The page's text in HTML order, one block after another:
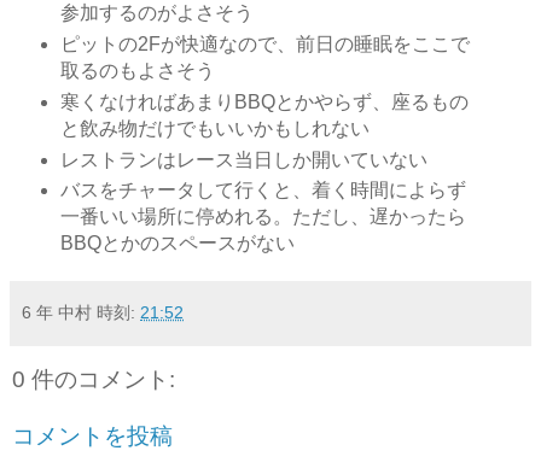
参加するのがよさそう
ピットの2Fが快適なので、前日の睡眠をここで
取るのもよさそう
寒くなければあまりBBQとかやらず、座るもの
と飲み物だけでもいいかもしれない
レストランはレース当日しか開いていない
バスをチャータして行くと、着く時間によらず
一番いい場所に停めれる。ただし、遅かったら
BBQとかのスペースがない
6 年 中村 時刻: 21:52
0 件のコメント:
コメントを投稿